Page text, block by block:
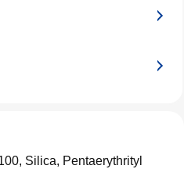
Silica, Pentaerythrityl